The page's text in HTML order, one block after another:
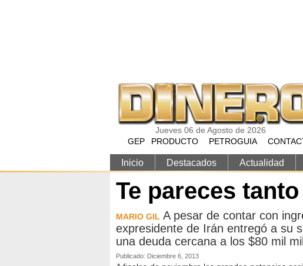
Jueves 06 de Agosto de 2026
GEP PRODUCTO PETROGUIA
Inicio Destacados Actualidad
Te pareces
MARIO GIL A pesar de contar con
expresidente de Irán entregó a su
una deuda cercana a los $80 mil
Publicado: Diciembre 6, 2013